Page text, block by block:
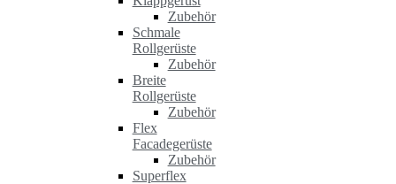
Zubehör
Schmale
Rollgerüste
Zubehör
Breite
Rollgerüste
Zubehör
Flex
Facadegerüste
Zubehör
Superflex